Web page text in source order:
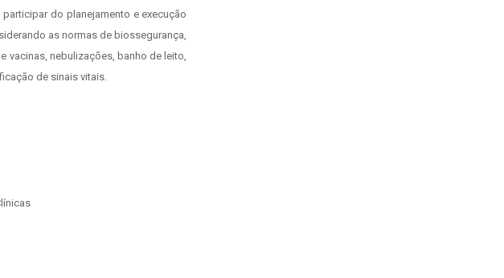
do planejamento e execução
as normas de biossegurança,
vacinas, nebulizações, banho de leito,
de sinais vitais.